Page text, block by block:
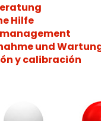
Hilfe
und
y calibración